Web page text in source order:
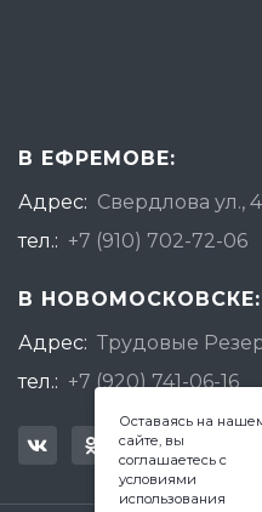
В ЕФРЕМОВЕ:
Адрес: Свердлова ул.,
тел.: +7 (910) 702-72-06
В НОВОМОСКОВСКЕ:
Адрес: Трудовые
тел.: +7 (920) 741-06-16
Оставаясь на
сайте, вы
соглашаетесь с
условиями
использования